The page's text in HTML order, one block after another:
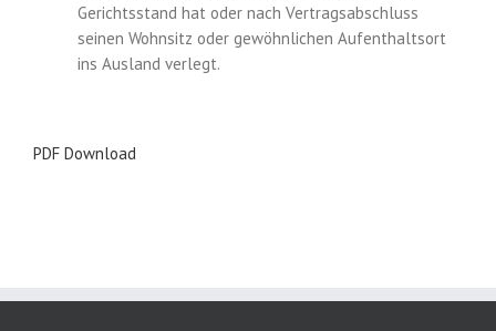
Gerichtsstand hat oder nach Vertragsabschluss
seinen Wohnsitz oder gewöhnlichen Aufenthaltsort
ins Ausland verlegt.
PDF Download